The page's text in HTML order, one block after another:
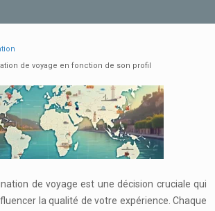
de voyage en fonction de son profil
de voyage est une décision cruciale qui
la qualité de votre expérience. Chaque